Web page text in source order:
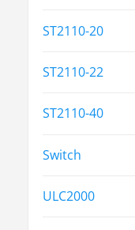
ST2110-20
ST2110-22
ST2110-40
Switch
ULC2000